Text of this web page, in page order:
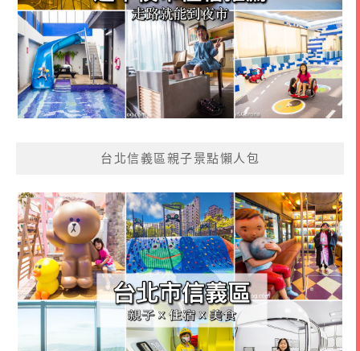
台北信義區親子景點懶人包